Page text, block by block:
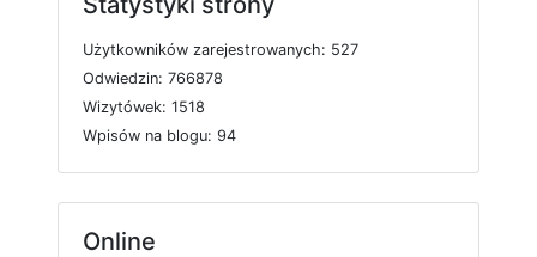
Użytkowników zarejestrowanych: 527
Odwiedzin: 766878
Wizytówek: 1518
Wpisów na blogu: 94
Online